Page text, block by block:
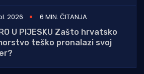
2026
6 MIN. ČITANJA
U PIJESKU Zašto hrvatsko
teško pronalazi svoj